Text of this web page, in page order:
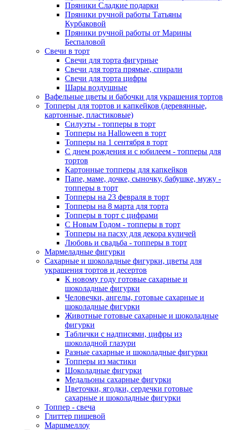
Пряники Сладкие подарки
Пряники ручной работы Татьяны
Курбаковой
Пряники ручной работы от Марины
Беспаловой
Свечи в торт
Свечи для торта фигурные
Свечи для торта прямые, спирали
Свечи для торта цифры
Шары воздушные
Вафельные цветы и бабочки для украшения тортов
Топперы для тортов и капкейков (деревянные,
картонные, пластиковые)
Силуэты - топперы в торт
Топперы на Halloween в торт
Топперы на 1 сентября в торт
С днем рождения и с юбилеем - топперы для
тортов
Картонные топперы для капкейков
Папе, маме, дочке, сыночку, бабушке, мужу -
топперы в торт
Топперы на 23 февраля в торт
Топперы на 8 марта для торта
Топперы в торт с цифрами
С Новым Годом - топперы в торт
Топперы на пасху для декора куличей
Любовь и свадьба - топперы в торт
Мармеладные фигурки
Сахарные и шоколадные фигурки, цветы для
украшения тортов и десертов
К новому году готовые сахарные и
шоколадные фигурки
Человечки, ангелы, готовые сахарные и
шоколадные фигурки
Животные готовые сахарные и шоколадные
фигурки
Таблички с надписями, цифры из
шоколадной глазури
Разные сахарные и шоколадные фигурки
Топперы из мастики
Шоколадные фигурки
Медальоны сахарные фигурки
Цветочки, ягодки, сердечки готовые
сахарные и шоколадные фигурки
Топпер - свеча
Глиттер пищевой
Маршмеллоу